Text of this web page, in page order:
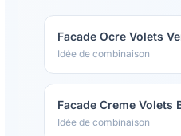
Facade Ocre Volets
Idée de combinaison
Facade Creme Volets
Idée de combinaison